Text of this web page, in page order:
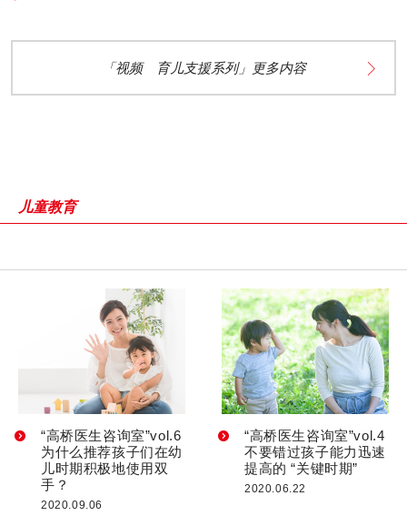
「视频 育儿支援系列」更多内容
儿童教育
“高桥医生咨询室”vol.6
为什么推荐孩子们在幼
儿时期积极地使用双
手？
2020.09.06
“高桥医生咨询室”vol.4
不要错过孩子能力迅速
提高的 “关键时期”
2020.06.22